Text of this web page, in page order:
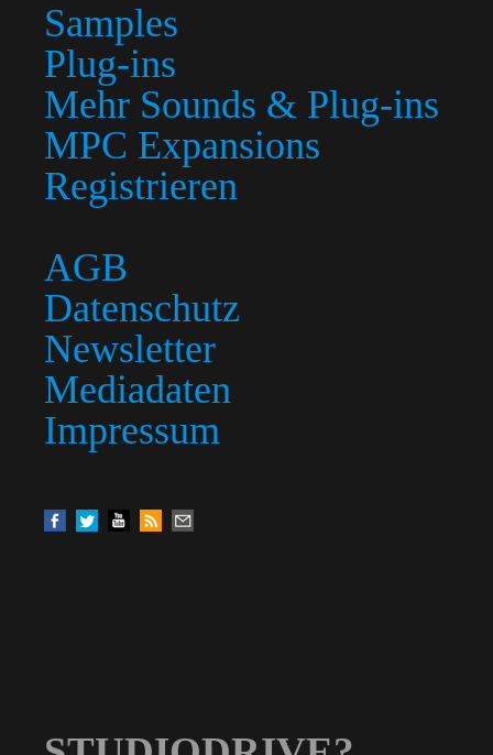
Samples
Plug-ins
Mehr Sounds & Plug-ins
MPC Expansions
Registrieren
AGB
Datenschutz
Newsletter
Mediadaten
Impressum